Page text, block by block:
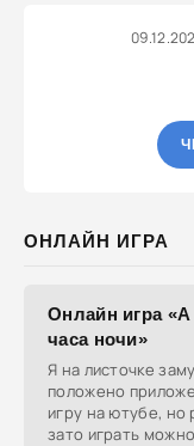
ОНЛАЙН ИГРА
Онлайн игра
часа ночи»
Я на листочке
положено
игру на ютубе, но
зато играть